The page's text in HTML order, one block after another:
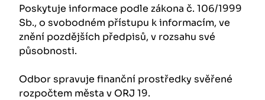
Poskytuje informace podle zákona č. 106/1999
Sb., o svobodném přístupu k informacím, ve
znění pozdějších předpisů, v rozsahu své
působnosti.
Odbor spravuje finanční prostředky svěřené
rozpočtem města v ORJ 19.